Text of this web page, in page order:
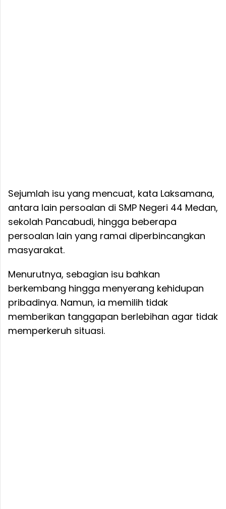
Sejumlah isu yang mencuat, kata Laksamana,
antara lain persoalan di SMP Negeri 44 Medan,
sekolah Pancabudi, hingga beberapa
persoalan lain yang ramai diperbincangkan
masyarakat.
Menurutnya, sebagian isu bahkan
berkembang hingga menyerang kehidupan
pribadinya. Namun, ia memilih tidak
memberikan tanggapan berlebihan agar tidak
memperkeruh situasi.